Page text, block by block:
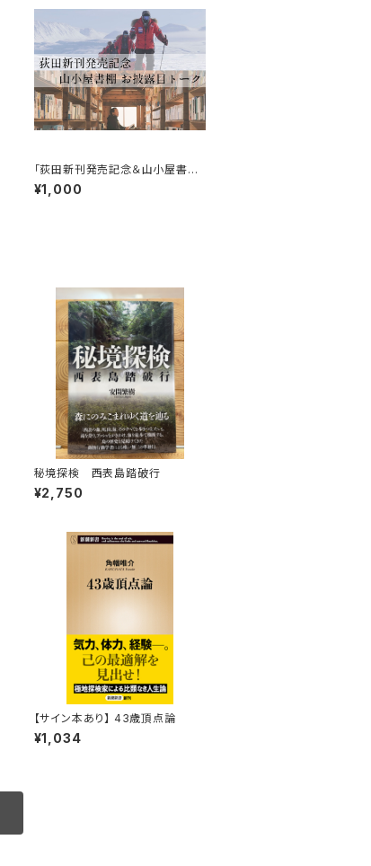
「荻田新刊発売記念＆山小屋書棚
お披露目トーク」録画視聴権
¥1,000
秘境探検 西表島踏破行
¥2,750
【サイン本あり】 43歳頂点論
¥1,034